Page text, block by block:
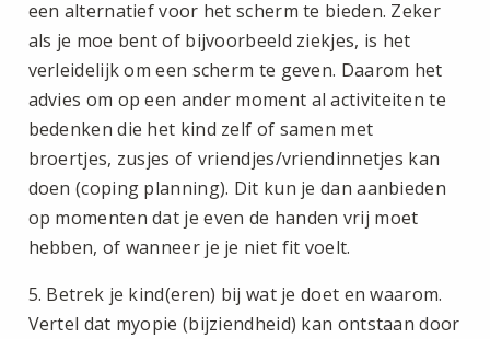
een alternatief voor het scherm te bieden. Zeker
als je moe bent of bijvoorbeeld ziekjes, is het
verleidelijk om een scherm te geven. Daarom het
advies om op een ander moment al activiteiten te
bedenken die het kind zelf of samen met
broertjes, zusjes of vriendjes/vriendinnetjes kan
doen (coping planning). Dit kun je dan aanbieden
op momenten dat je even de handen vrij moet
hebben, of wanneer je je niet fit voelt.
5. Betrek je kind(eren) bij wat je doet en waarom.
Vertel dat myopie (bijziendheid) kan ontstaan door